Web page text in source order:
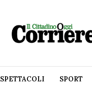
SPETTACOLI SPORT